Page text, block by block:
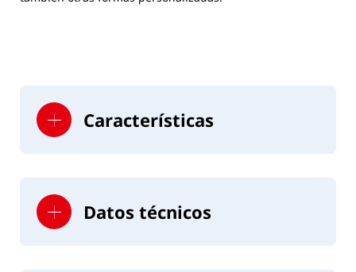
Características
Datos técnicos